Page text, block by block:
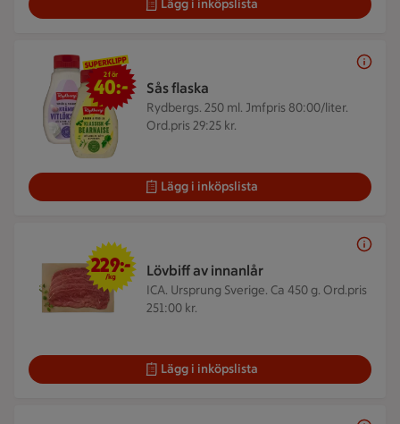
Lägg i inköpslista
Sås flaska
Rydbergs. 250 ml. Jmfpris 80:00/liter.
Ord.pris 29:25 kr.
2 för 40 kr
2 för
40:-
Lägg i inköpslista
Lövbiff av innanlår
ICA. Ursprung Sverige. Ca 450 g. Ord.pris
251:00 kr.
229 kr/kg
229:-
/kg
Lägg i inköpslista